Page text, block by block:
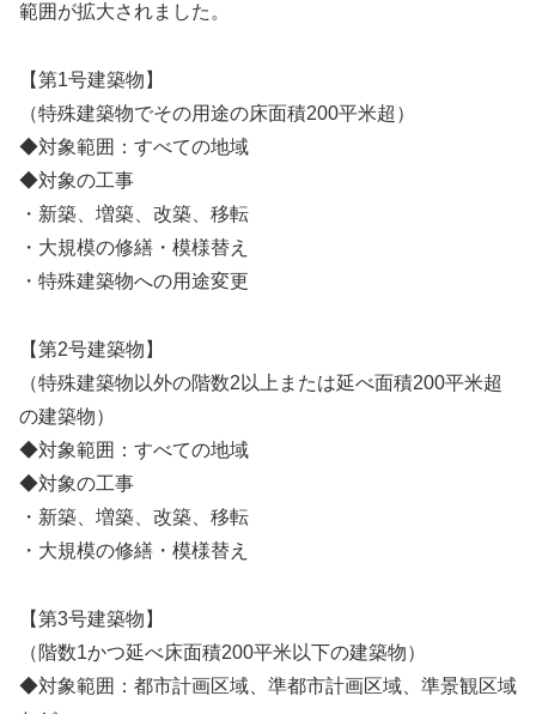
範囲が拡大されました。
【第1号建築物】
（特殊建築物でその用途の床面積200平米超）
◆対象範囲：すべての地域
◆対象の工事
・新築、増築、改築、移転
・大規模の修繕・模様替え
・特殊建築物への用途変更
【第2号建築物】
（特殊建築物以外の階数2以上または延べ面積200平米超
の建築物）
◆対象範囲：すべての地域
◆対象の工事
・新築、増築、改築、移転
・大規模の修繕・模様替え
【第3号建築物】
（階数1かつ延べ床面積200平米以下の建築物）
◆対象範囲：都市計画区域、準都市計画区域、準景観区域